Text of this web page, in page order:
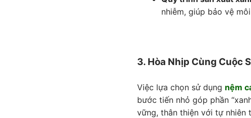
nhiễm, giúp bảo vệ
3. Hòa Nhịp Cùng Cuộc
Việc lựa chọn sử dụng nệm
bước tiến nhỏ góp phần
vững, thân thiện với tự nhiên